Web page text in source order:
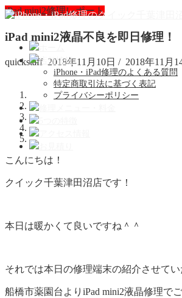
店舗情報
iPhone・iPad修理のよくある質問
特定商取引法に基づく表記
プライバシーポリシー
iPad mini2修理レポート
iPad mini2液晶不良を即日修理！
quickstaff 2018年11月10日 / 2018年11月
こんにちは！
クイック千葉津田沼店です！
本日は暖かくて良いですね＾＾
それでは本日の修理端末の紹介させてい
船橋市薬園台よりiPad mini2液晶修理で